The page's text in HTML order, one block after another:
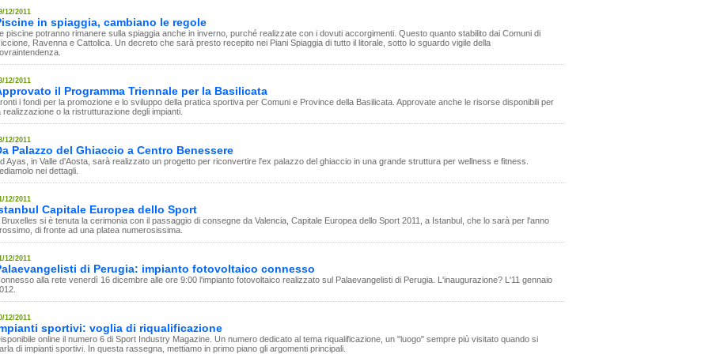
12/2011
in spiaggia, cambiano le regole
piscine potranno rimanere sulla spiaggia anche in inverno, purché realizzate con i dovuti accorgimenti. Questo quanto stabilito dai Comuni di
Ravenna e Cattolica. Un decreto che sarà presto recepito nei Piani Spiaggia di tutto il litorale, sotto lo sguardo vigile della
12/2011
il Programma Triennale per la Basilicata
i fondi per la promozione e lo sviluppo della pratica sportiva per Comuni e Province della Basilicata. Approvate anche le risorse disponibili per
realizzazione o la ristrutturazione degli impianti.
12/2011
Palazzo del Ghiaccio a Centro Benessere
Ayas, in Valle d'Aosta, sarà realizzato un progetto per riconvertire l'ex palazzo del ghiaccio in una grande struttura per wellness e fitness.
nei dettagli.
12/2011
Capitale Europea dello Sport
Bruxelles si è tenuta la cerimonia con il passaggio di consegne da Valencia, Capitale Europea dello Sport 2011, a Istanbul, che lo sarà per l'anno
di fronte ad una platea numerosissima.
12/2011
di Perugia: impianto fotovoltaico connesso
alla rete venerdì 16 dicembre alle ore 9:00 l'impianto fotovoltaico realizzato sul Palaevangelisti di Perugia. L'inaugurazione? L'11 gennaio
12/2011
sportivi: voglia di riqualificazione
online il numero 6 di Sport Industry Magazine. Un numero dedicato al tema riqualificazione, un "luogo" sempre più visitato quando si
di impianti sportivi. In questa rassegna, mettiamo in primo piano gli argomenti principali.